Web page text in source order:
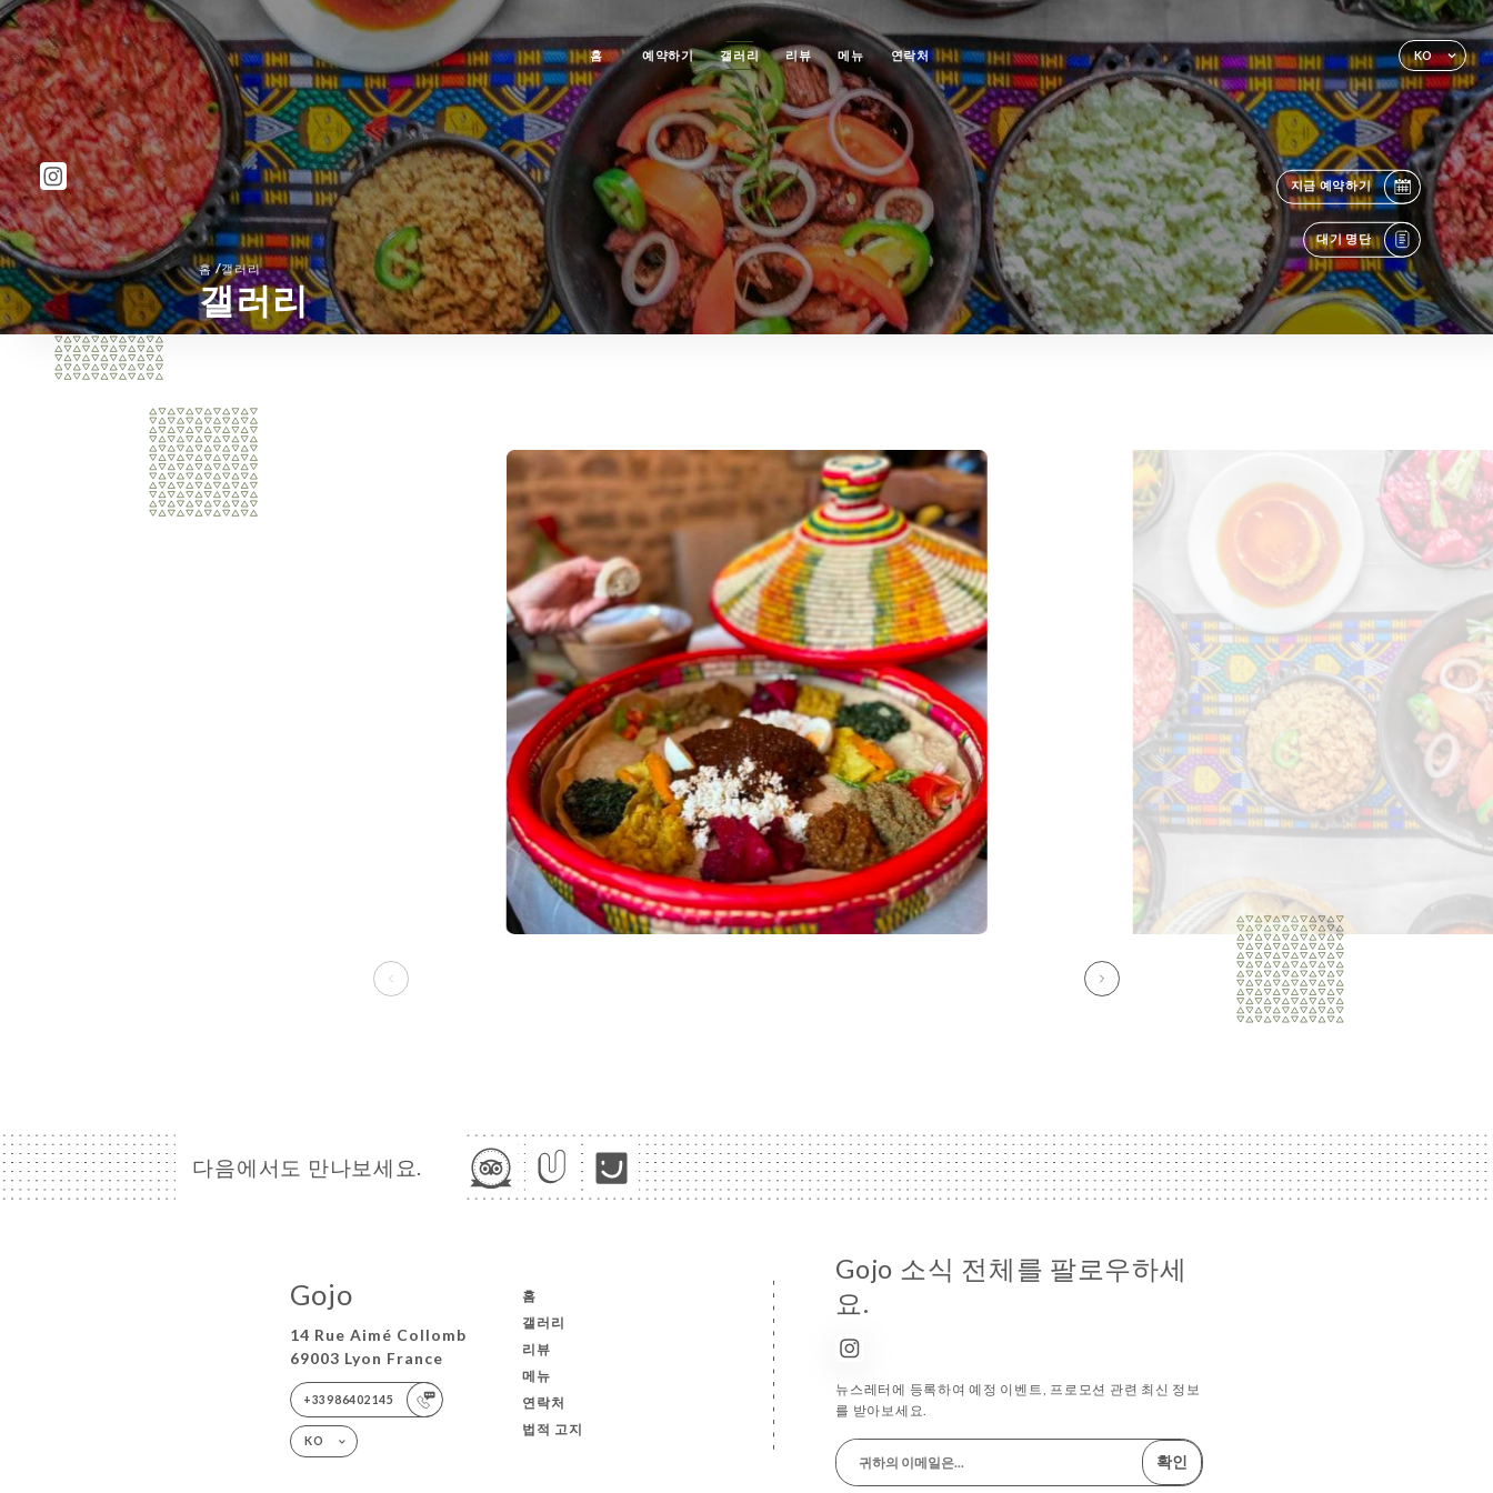
KO
홈 예약하기 갤러리 리뷰 메뉴 연락처
지금 예약하기
대기 명단
홈/갤러리
갤러리
다음에서도 만나보세요.
Gojo
14 Rue Aimé Collomb
69003 Lyon France
+33986402145
KO
홈
갤러리
리뷰
메뉴
연락처
법적 고지
Gojo 소식 전체를 팔로우하세
요.
뉴스레터에 등록하여 예정 이벤트, 프로모션 관련 최신 정보
를 받아보세요.
확인